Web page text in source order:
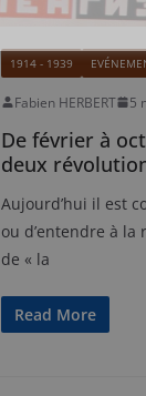
1914 - 1939
Fabien HERBERT 5
De février à
deux
Aujourd’hui il est
ou d’entendre à la
de « la
Read More